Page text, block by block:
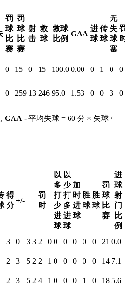
罚
球
比
赛
罚
球
比
赛
射
击
救
球
救球
比例
GAA
进
球
传
球
无
失
球
塞
0 15 0 15 100.0 0.00 0 1 0 0
0 259 13 246 95.0 1.53 0 0 3
0
GAA - 平均失球 = 60 分 × 失球 /
得
分
+/-
罚
时
以
多
打
少
进
球
以
少
打
多
进
球
加
时
进
球
胜
球
胜
球
罚
球
比
赛
进
球
射
门
比
例
3 0 3 3 2 0 0 0 0 0 0 21 0.0
2 3 5 2 2 1 0 0 0 0 0 14 7.1
2 3 5 2 4 1 0 0 0 1 0 18 5.6